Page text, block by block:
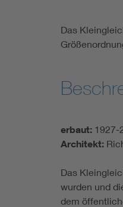
Das
erbaut: 1927-
Architekt:
Das
wurden und
dem